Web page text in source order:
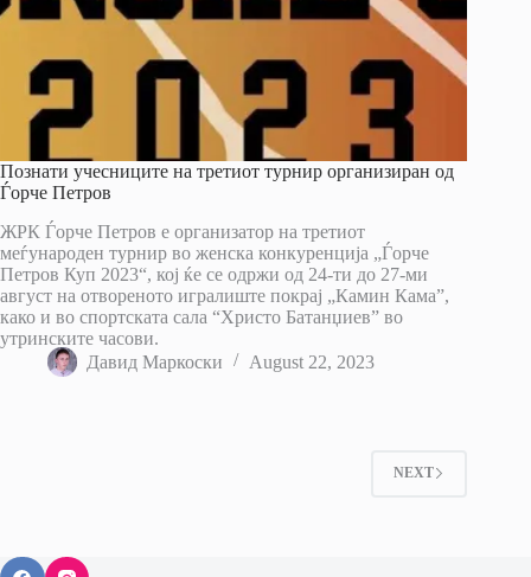
Познати учесниците на третиот турнир организиран од
Ѓорче Петров
ЖРК Ѓорче Петров е организатор на третиот
меѓународен турнир во женска конкуренција „Ѓорче
Петров Куп 2023“, кој ќе се одржи од 24-ти до 27-ми
август на отвореното игралиште покрај „Камин Кама”,
како и во спортската сала “Христо Батанџиев” во
утринските часови.
Давид Маркоски
August 22, 2023
NEXT